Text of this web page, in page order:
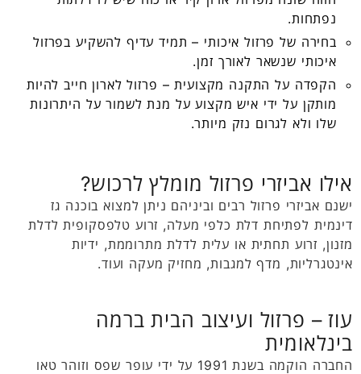
נפתחות.
בחירה של פרזול איכותי – תמיד עדיף להשקיע בפרזול
איכותי שנשאר לאורך זמן.
הקפדה על התקנה מקצועית – פרזול לארון חייב להיות
מותקן על ידי איש מקצוע על מנת לשמור על היתרונות
שלו ולא לגרום נזק מיותר.
אילו אביזרי פרזול מומלץ לרכוש?
ישנם אביזרי פרזול רבים וביניהם ניתן למצוא בוכנה גז
דינמית לפתיחת דלת כלפי מעלה, זרוע טלפסקופית לדלת
מזנון, זרוע תחתית או עלית לדלת מתרוממת, ידיות
אינטגרליות, מדף למגבות, מחזיק מעקה ועוד.
עוז – פרזול ועיצוב הבית ברמה
בינלאומית
החברה הוקמה בשנת 1991 על ידי עופר שפס וזוהר טאו